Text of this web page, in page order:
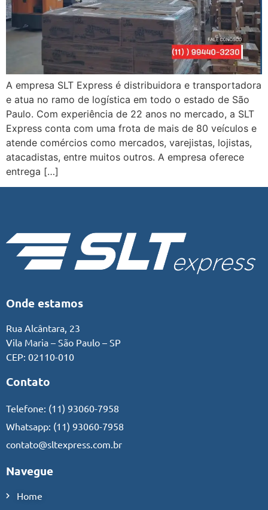
A empresa SLT Express é distribuidora e transportadora
e atua no ramo de logística em todo o estado de São
Paulo. Com experiência de 22 anos no mercado, a SLT
Express conta com uma frota de mais de 80 veículos e
atende comércios como mercados, varejistas, lojistas,
atacadistas, entre muitos outros. A empresa oferece
entrega […]
Onde estamos
Rua Alcântara, 23
Vila Maria – São Paulo – SP
CEP: 02110-010
Contato
Telefone: (11) 93060-7958
Whatsapp: (11) 93060-7958
contato@sltexpress.com.br
Navegue
Home